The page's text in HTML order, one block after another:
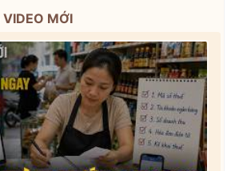
VIDEO MỚI